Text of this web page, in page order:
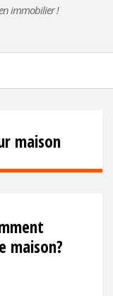
immobilier !
maison
maison?